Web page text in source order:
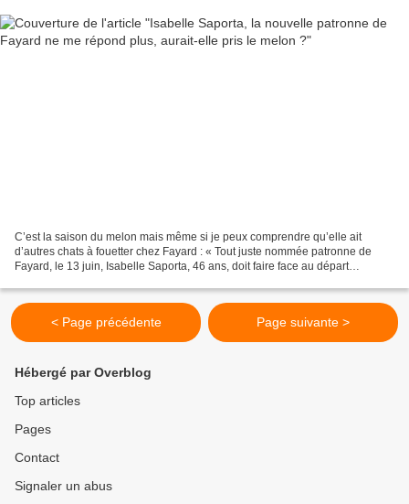
C’est la saison du melon mais même si je peux comprendre qu’elle ait
d’autres chats à fouetter chez Fayard : « Tout juste nommée patronne de
Fayard, le 13 juin, Isabelle Saporta, 46 ans, doit faire face au départ
< Page précédente Page suivante >
Hébergé par Overblog
Top articles
Pages
Contact
Signaler un abus